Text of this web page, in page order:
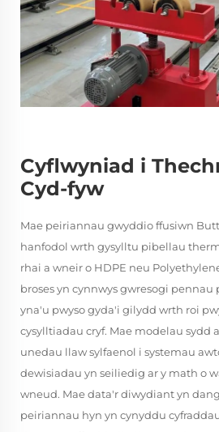
Cyflwyniad i
Cyd-fyw
Mae peiriannau gwyddio ffusiwn
hanfodol wrth gysylltu pibellau
rhai a wneir o HDPE neu
broses yn cynnwys gwresogi pennau
yna'u pwyso gyda'i gilydd wrth roi
cysylltiadau cryf. Mae modelau sydd
unedau llaw sylfaenol i systemau
dewisiadau yn seiliedig ar y math o
wneud. Mae data'r diwydiant yn
peiriannau hyn yn cynyddu